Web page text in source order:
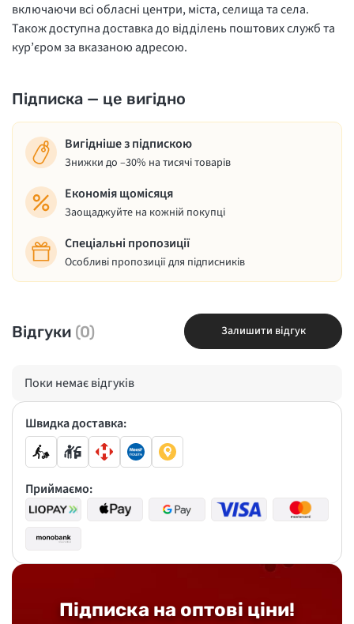
включаючи всі обласні центри, міста, селища та села.
Також доступна доставка до відділень поштових служб та
кур’єром за вказаною адресою.
Підписка — це вигідно
Вигідніше з підпискою
Знижки до –30% на тисячі товарів
Економія щомісяця
Заощаджуйте на кожній покупці
Спеціальні пропозиції
Особливі пропозиції для підписників
Відгуки (0) Залишити відгук
Поки немає відгуків
Підписка на оптові ціни!
Швидка доставка:
Приймаємо: